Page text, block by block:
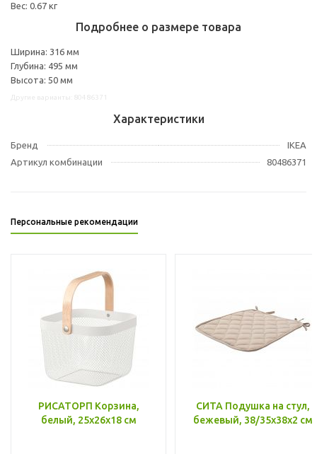
Вес: 0.67 кг
Подробнее о размере товара
Ширина: 316 мм
Глубина: 495 мм
Высота: 50 мм
Характеристики
Бренд
IKEA
Артикул комбинации
80486371
Персональные рекомендации
РИСАТОРП Корзина,
белый, 25x26x18 см
СИТА Подушка на стул,
бежевый, 38/35x38x2 см